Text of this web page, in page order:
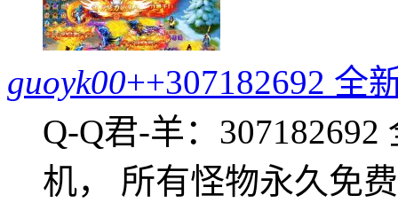
guoyk00++307182692 全
Q-Q君-羊：
机， 所有怪物永久免